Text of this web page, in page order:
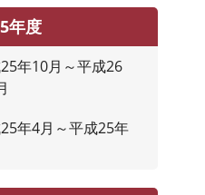
年度
年10月～平成26
年4月～平成25年